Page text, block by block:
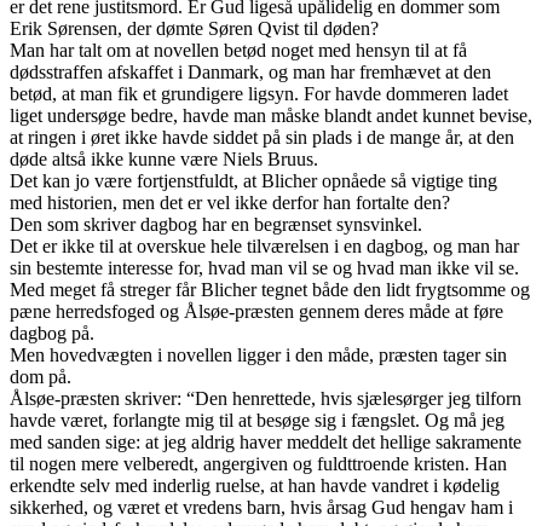
er det rene justitsmord. Er Gud ligeså upålidelig en dommer som
Erik Sørensen, der dømte Søren Qvist til døden?
Man har talt om at novellen betød noget med hensyn til at få
dødsstraffen afskaffet i Danmark, og man har fremhævet at den
betød, at man fik et grundigere ligsyn. For havde dommeren ladet
liget undersøge bedre, havde man måske blandt andet kunnet bevise,
at ringen i øret ikke havde siddet på sin plads i de mange år, at den
døde altså ikke kunne være Niels Bruus.
Det kan jo være fortjenstfuldt, at Blicher opnåede så vigtige ting
med historien, men det er vel ikke derfor han fortalte den?
Den som skriver dagbog har en begrænset synsvinkel.
Det er ikke til at overskue hele tilværelsen i en dagbog, og man har
sin bestemte interesse for, hvad man vil se og hvad man ikke vil se.
Med meget få streger får Blicher tegnet både den lidt frygtsomme og
pæne herredsfoged og Ålsøe-præsten gennem deres måde at føre
dagbog på.
Men hovedvægten i novellen ligger i den måde, præsten tager sin
dom på.
Ålsøe-præsten skriver: “Den henrettede, hvis sjælesørger jeg tilforn
havde været, forlangte mig til at besøge sig i fængslet. Og må jeg
med sanden sige: at jeg aldrig haver meddelt det hellige sakramente
til nogen mere velberedt, angergiven og fuldttroende kristen. Han
erkendte selv med inderlig ruelse, at han havde vandret i kødelig
sikkerhed, og været et vredens barn, hvis årsag Gud hengav ham i